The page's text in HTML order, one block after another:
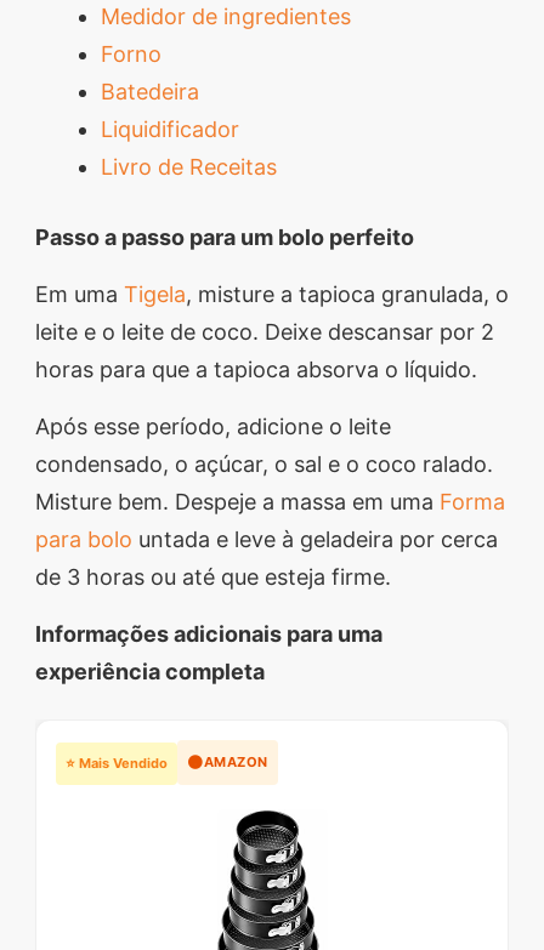
Medidor de ingredientes
Forno
Batedeira
Liquidificador
Livro de Receitas
Passo a passo para um bolo perfeito
Em uma Tigela, misture a tapioca granulada, o
leite e o leite de coco. Deixe descansar por 2
horas para que a tapioca absorva o líquido.
Após esse período, adicione o leite
condensado, o açúcar, o sal e o coco ralado.
Misture bem. Despeje a massa em uma Forma
para bolo untada e leve à geladeira por cerca
de 3 horas ou até que esteja firme.
Informações adicionais para uma
experiência completa
⭐ Mais Vendido 🟠AMAZON